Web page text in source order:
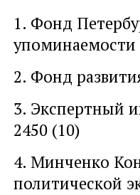
1. Фонд
упоминаемости
2. Фонд
3. Экспертный
2450 (10)
4. Минченко
политической